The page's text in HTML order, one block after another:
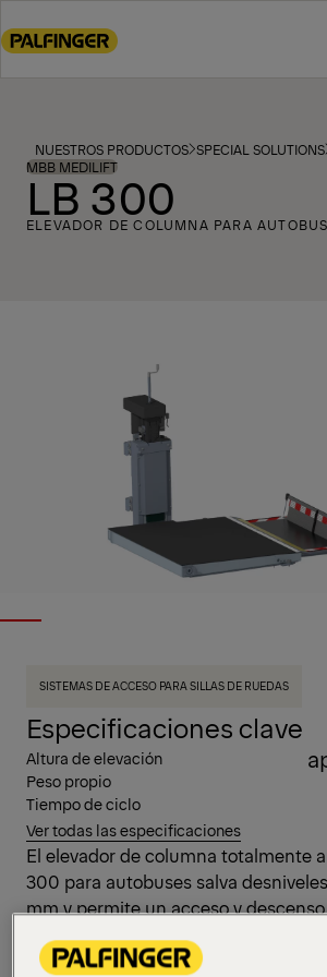
to
footer
content
NUESTROS PRODUCTOS SPECIAL SOLUTIONS
MBB MEDILIFT
LB 300
ELEVADOR DE COLUMNA PARA
SISTEMAS DE ACCESO PARA SILLAS DE RUEDAS
Especificaciones clave
Altura de elevación
Peso propio
Tiempo de ciclo
Ver todas las especificaciones
El elevador de columna totalmente
300 para autobuses salva
mm y permite un acceso y
el transporte público. Los pasajeros
elevador de forma independiente y